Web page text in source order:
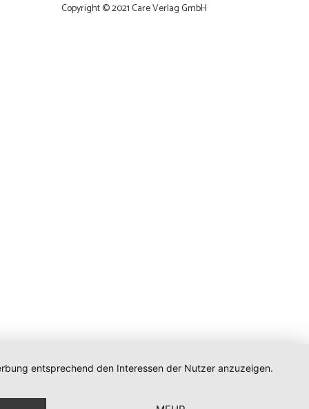
Copyright © 2021 Care Verlag GmbH
entsprechend den Interessen der Nutzer anzuzeigen.